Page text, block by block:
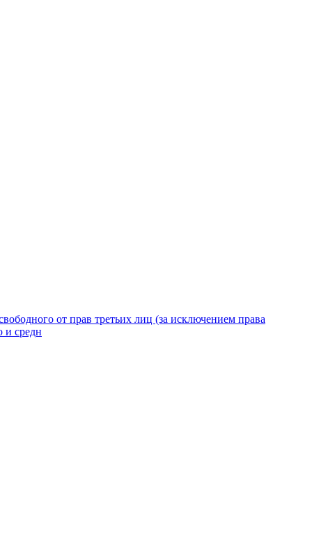
от прав третьих лиц (за исключением права
и средн